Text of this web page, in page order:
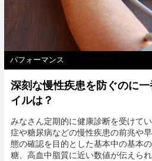
パフォーマンス
深刻な慢性疾患を防ぐのに
イルは？
みなさん定期的に健康診断を受けて
症や糖尿病などの慢性疾患の前兆や
態の確認を目的とした基本中の基本
糖、高血中脂質に近い数値が伝えら